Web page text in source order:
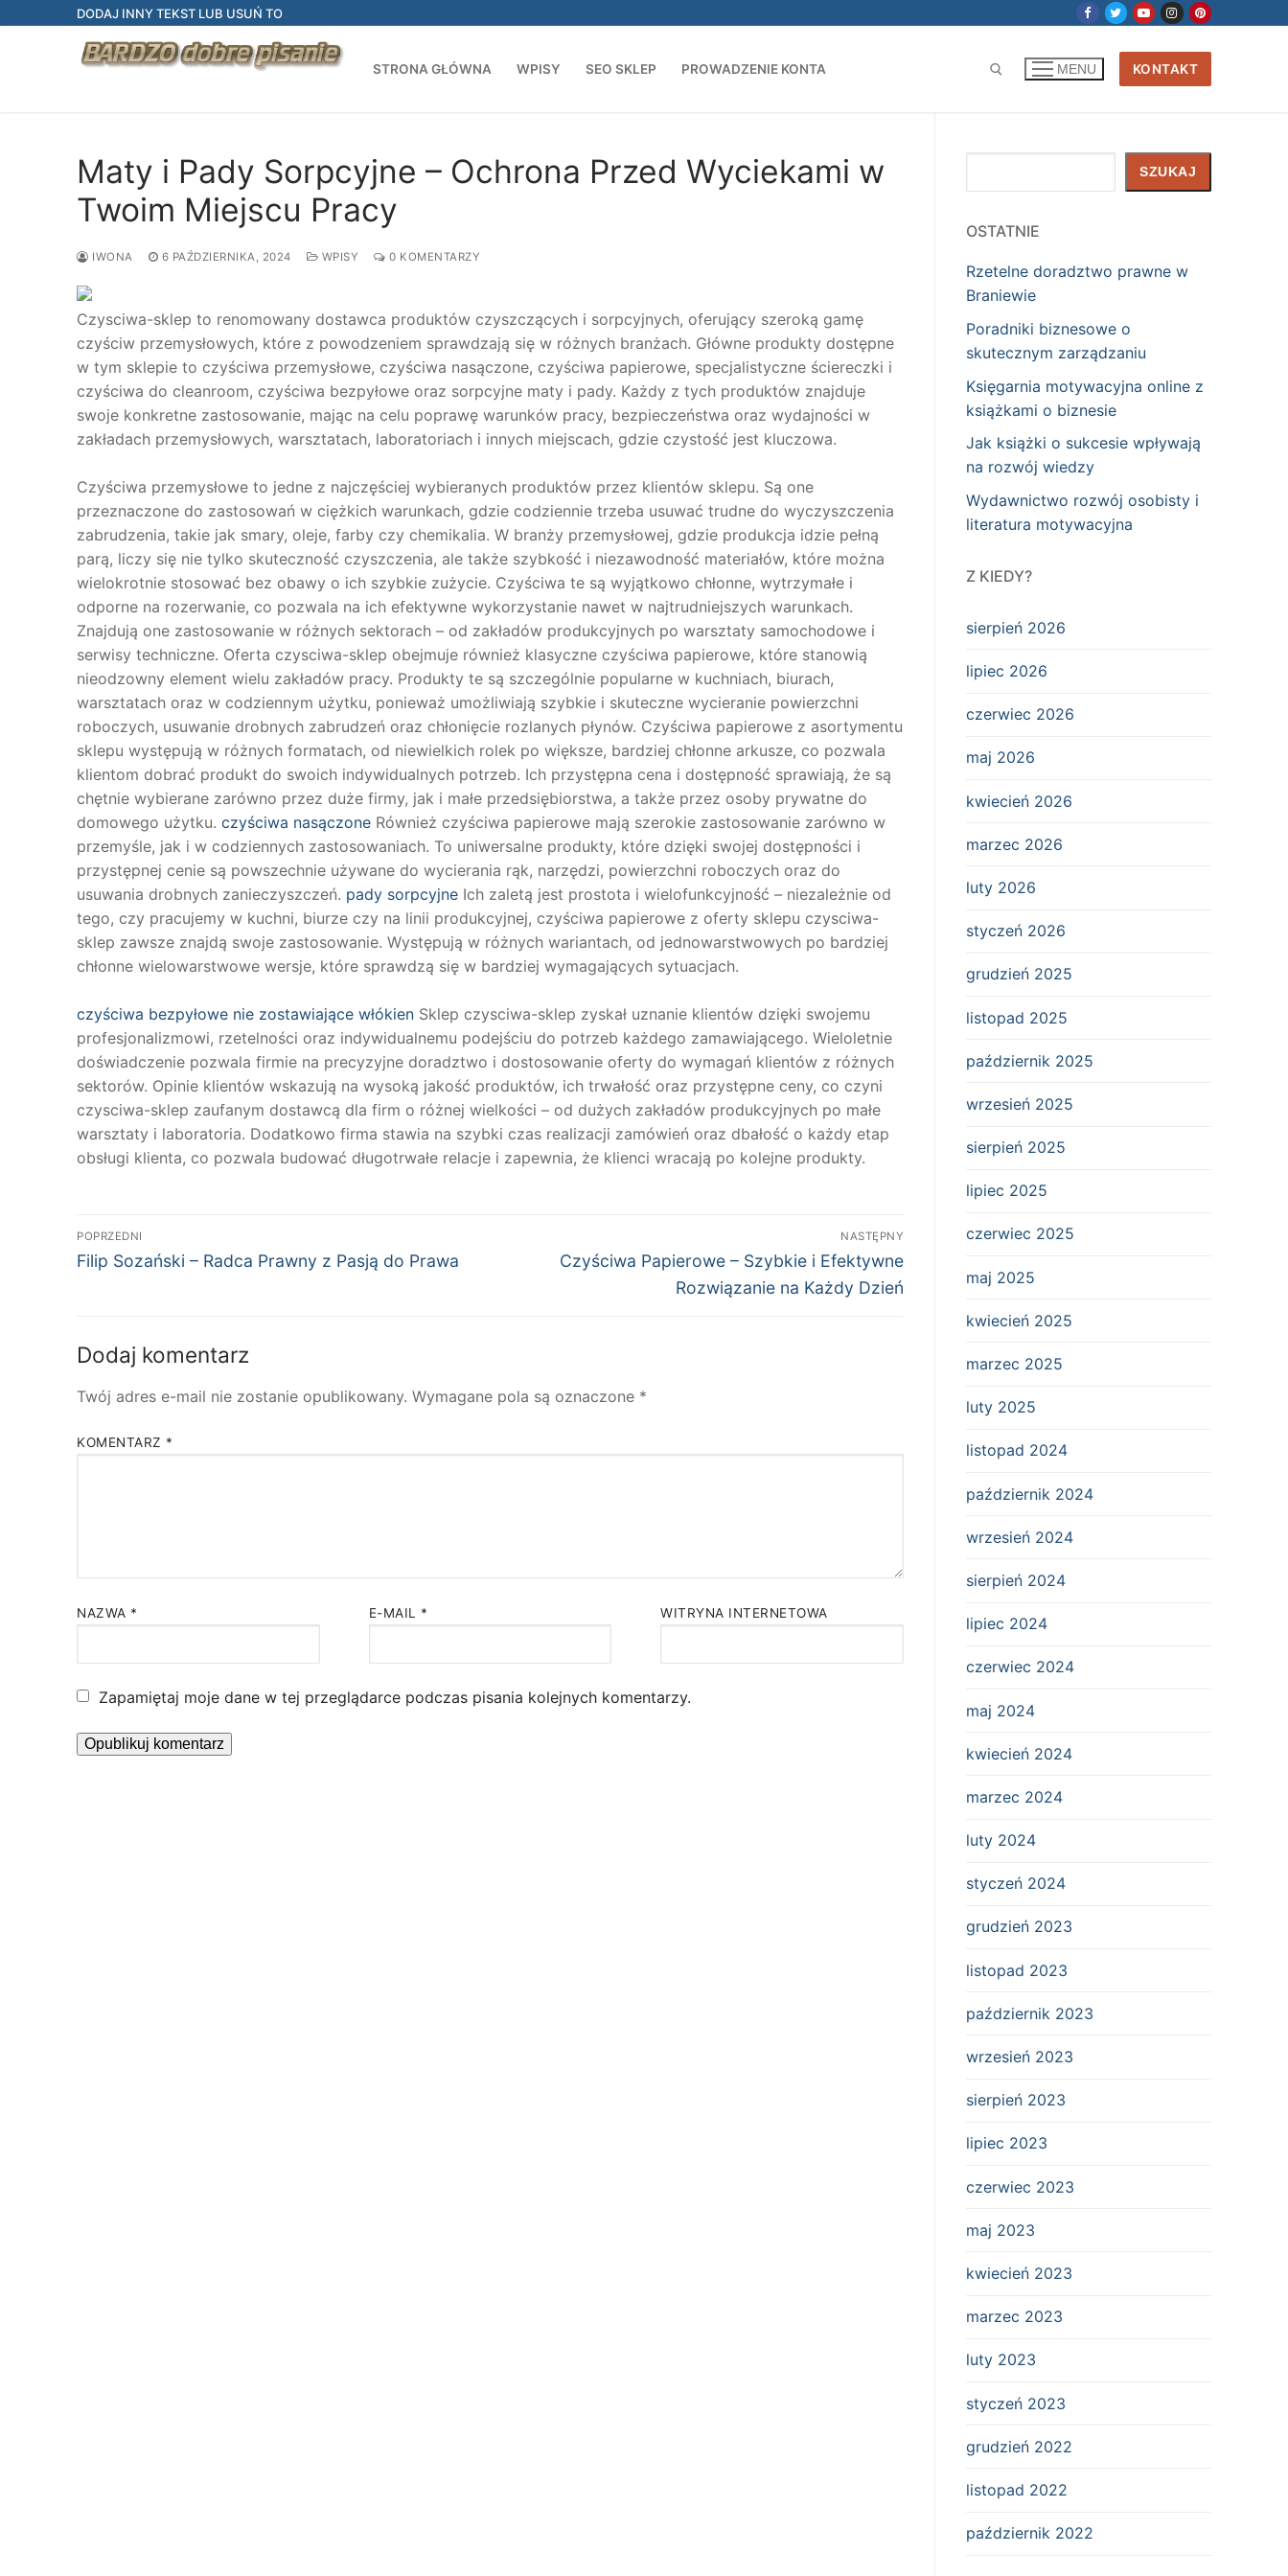
DODAJ INNY TEKST LUB USUŃ TO
STRONA GŁÓWNA WPISY SEO SKLEP PROWADZENIE KONTA MENU KONTAKT
Maty i Pady Sorpcyjne – Ochrona Przed Wyciekami w
Twoim Miejscu Pracy
IWONA 6 PAŹDZIERNIKA, 2024 WPISY 0 KOMENTARZY
Czysciwa-sklep to renomowany dostawca produktów czyszczących i sorpcyjnych, oferujący szeroką gamę
czyściw przemysłowych, które z powodzeniem sprawdzają się w różnych branżach. Główne produkty dostępne
w tym sklepie to czyściwa przemysłowe, czyściwa nasączone, czyściwa papierowe, specjalistyczne ściereczki i
czyściwa do cleanroom, czyściwa bezpyłowe oraz sorpcyjne maty i pady. Każdy z tych produktów znajduje
swoje konkretne zastosowanie, mając na celu poprawę warunków pracy, bezpieczeństwa oraz wydajności w
zakładach przemysłowych, warsztatach, laboratoriach i innych miejscach, gdzie czystość jest kluczowa.
Czyściwa przemysłowe to jedne z najczęściej wybieranych produktów przez klientów sklepu. Są one
przeznaczone do zastosowań w ciężkich warunkach, gdzie codziennie trzeba usuwać trudne do wyczyszczenia
zabrudzenia, takie jak smary, oleje, farby czy chemikalia. W branży przemysłowej, gdzie produkcja idzie pełną
parą, liczy się nie tylko skuteczność czyszczenia, ale także szybkość i niezawodność materiałów, które można
wielokrotnie stosować bez obawy o ich szybkie zużycie. Czyściwa te są wyjątkowo chłonne, wytrzymałe i
odporne na rozerwanie, co pozwala na ich efektywne wykorzystanie nawet w najtrudniejszych warunkach.
Znajdują one zastosowanie w różnych sektorach – od zakładów produkcyjnych po warsztaty samochodowe i
serwisy techniczne. Oferta czysciwa-sklep obejmuje również klasyczne czyściwa papierowe, które stanowią
nieodzowny element wielu zakładów pracy. Produkty te są szczególnie popularne w kuchniach, biurach,
warsztatach oraz w codziennym użytku, ponieważ umożliwiają szybkie i skuteczne wycieranie powierzchni
roboczych, usuwanie drobnych zabrudzeń oraz chłonięcie rozlanych płynów. Czyściwa papierowe z asortymentu
sklepu występują w różnych formatach, od niewielkich rolek po większe, bardziej chłonne arkusze, co pozwala
klientom dobrać produkt do swoich indywidualnych potrzeb. Ich przystępna cena i dostępność sprawiają, że są
chętnie wybierane zarówno przez duże firmy, jak i małe przedsiębiorstwa, a także przez osoby prywatne do
domowego użytku. czyściwa nasączone Również czyściwa papierowe mają szerokie zastosowanie zarówno w
przemyśle, jak i w codziennych zastosowaniach. To uniwersalne produkty, które dzięki swojej dostępności i
przystępnej cenie są powszechnie używane do wycierania rąk, narzędzi, powierzchni roboczych oraz do
usuwania drobnych zanieczyszczeń. pady sorpcyjne Ich zaletą jest prostota i wielofunkcyjność – niezależnie od
tego, czy pracujemy w kuchni, biurze czy na linii produkcyjnej, czyściwa papierowe z oferty sklepu czysciwa-
sklep zawsze znajdą swoje zastosowanie. Występują w różnych wariantach, od jednowarstwowych po bardziej
chłonne wielowarstwowe wersje, które sprawdzą się w bardziej wymagających sytuacjach.
czyściwa bezpyłowe nie zostawiające włókien Sklep czysciwa-sklep zyskał uznanie klientów dzięki swojemu
profesjonalizmowi, rzetelności oraz indywidualnemu podejściu do potrzeb każdego zamawiającego. Wieloletnie
doświadczenie pozwala firmie na precyzyjne doradztwo i dostosowanie oferty do wymagań klientów z różnych
sektorów. Opinie klientów wskazują na wysoką jakość produktów, ich trwałość oraz przystępne ceny, co czyni
czysciwa-sklep zaufanym dostawcą dla firm o różnej wielkości – od dużych zakładów produkcyjnych po małe
warsztaty i laboratoria. Dodatkowo firma stawia na szybki czas realizacji zamówień oraz dbałość o każdy etap
obsługi klienta, co pozwala budować długotrwałe relacje i zapewnia, że klienci wracają po kolejne produkty.
Nawigacja
wpisu
POPRZEDNI
Poprzedni
Filip Sozański – Radca Prawny z Pasją do Prawa
NASTĘPNY
Następny
Czyściwa Papierowe – Szybkie i Efektywne
Rozwiązanie na Każdy Dzień
Dodaj komentarz
Twój adres e-mail nie zostanie opublikowany. Wymagane pola są oznaczone *
KOMENTARZ *
NAZWA * E-MAIL * WITRYNA INTERNETOWA
Zapamiętaj moje dane w tej przeglądarce podczas pisania kolejnych komentarzy.
SZUKAJ
OSTATNIE
Rzetelne doradztwo prawne w
Braniewie
Poradniki biznesowe o
skutecznym zarządzaniu
Księgarnia motywacyjna online z
książkami o biznesie
Jak książki o sukcesie wpływają
na rozwój wiedzy
Wydawnictwo rozwój osobisty i
literatura motywacyjna
Z KIEDY?
sierpień 2026
lipiec 2026
czerwiec 2026
maj 2026
kwiecień 2026
marzec 2026
luty 2026
styczeń 2026
grudzień 2025
listopad 2025
październik 2025
wrzesień 2025
sierpień 2025
lipiec 2025
czerwiec 2025
maj 2025
kwiecień 2025
marzec 2025
luty 2025
listopad 2024
październik 2024
wrzesień 2024
sierpień 2024
lipiec 2024
czerwiec 2024
maj 2024
kwiecień 2024
marzec 2024
luty 2024
styczeń 2024
grudzień 2023
listopad 2023
październik 2023
wrzesień 2023
sierpień 2023
lipiec 2023
czerwiec 2023
maj 2023
kwiecień 2023
marzec 2023
luty 2023
styczeń 2023
grudzień 2022
listopad 2022
październik 2022